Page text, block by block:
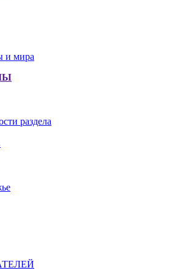
раздела